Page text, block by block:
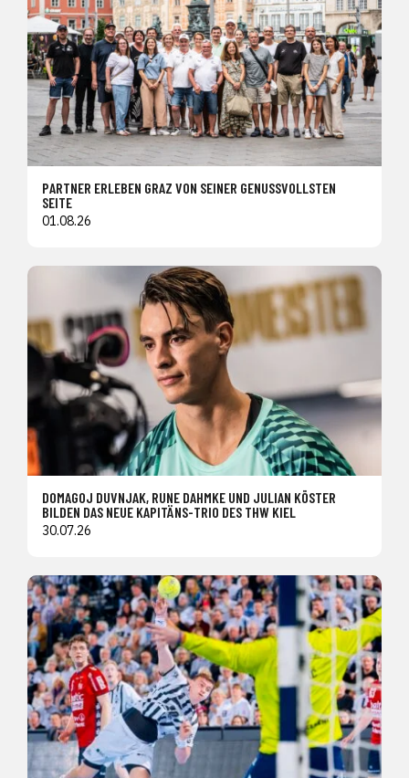
PARTNER ERLEBEN GRAZ VON SEINER GENUSSVOLLSTEN
SEITE
01.08.26
DOMAGOJ DUVNJAK, RUNE DAHMKE UND JULIAN KÖSTER
BILDEN DAS NEUE KAPITÄNS-TRIO DES THW KIEL
30.07.26